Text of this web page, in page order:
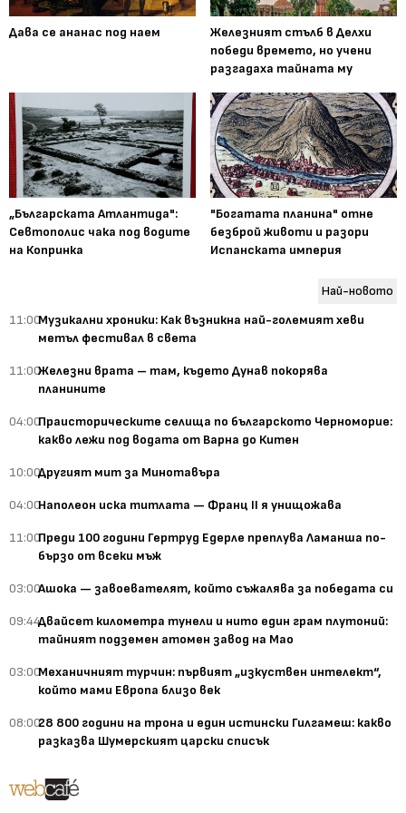
Дава се ананас под наем
Железният стълб в Делхи
победи времето, но учени
разгадаха тайната му
„Българската Атлантида":
Севтополис чака под водите
на Копринка
"Богатата планина" отне
безброй животи и разори
Испанската империя
Най-новото
11:00Музикални хроники: Как възникна най-големият хеви
метъл фестивал в света
11:00Железни врата – там, където Дунав покорява
планините
04:00Праисторическите селища по българското Черноморие:
какво лежи под водата от Варна до Китен
10:00Другият мит за Минотавъра
04:00Наполеон иска титлата — Франц II я унищожава
11:00Преди 100 години Гертруд Едерле преплува Ламанша по-
бързо от всеки мъж
03:00Ашока — завоевателят, който съжалява за победата си
09:44Двайсет километра тунели и нито един грам плутоний:
тайният подземен атомен завод на Мао
03:00Механичният турчин: първият „изкуствен интелект“,
който мами Европа близо век
08:0028 800 години на трона и един истински Гилгамеш: какво
разказва Шумерският царски списък